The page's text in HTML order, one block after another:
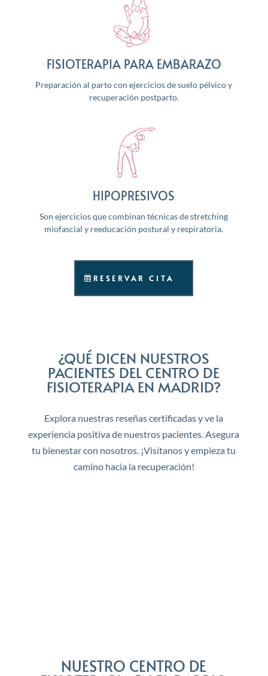
FISIOTERAPIA PARA EMBARAZO
Preparación al parto con ejercicios de suelo pélvico y
recuperación postparto.
HIPOPRESIVOS
Son ejercicios que combinan técnicas de stretching
miofascial y reeducación postural y respiratoria.
RESERVAR CITA
¿QUÉ DICEN NUESTROS
PACIENTES DEL CENTRO DE
FISIOTERAPIA EN MADRID?
Explora nuestras reseñas certificadas y ve la
experiencia positiva de nuestros pacientes. Asegura
tu bienestar con nosotros. ¡Visítanos y empieza tu
camino hacia la recuperación!
NUESTRO CENTRO DE